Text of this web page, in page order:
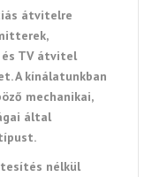
átvitelre
és TV átvitel
A kínálatunkban
mechanikai,
által
nélkül